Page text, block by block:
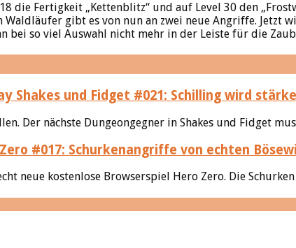
die Fertigkeit „Kettenblitz“ und auf Level 30 den
Waldläufer gibt es von nun an zwei neue Angriffe.
bei so viel Auswahl nicht mehr in der Leiste für die
Shakes und Fidget #021: Schilling wird
Der nächste Dungeongegner in Shakes und Fidget
#017: Schurkenangriffe von echten
neue kostenlose Browserspiel Hero Zero. Die Schurken